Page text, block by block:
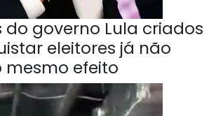
do governo Lula criados
eleitores já não
mesmo efeito